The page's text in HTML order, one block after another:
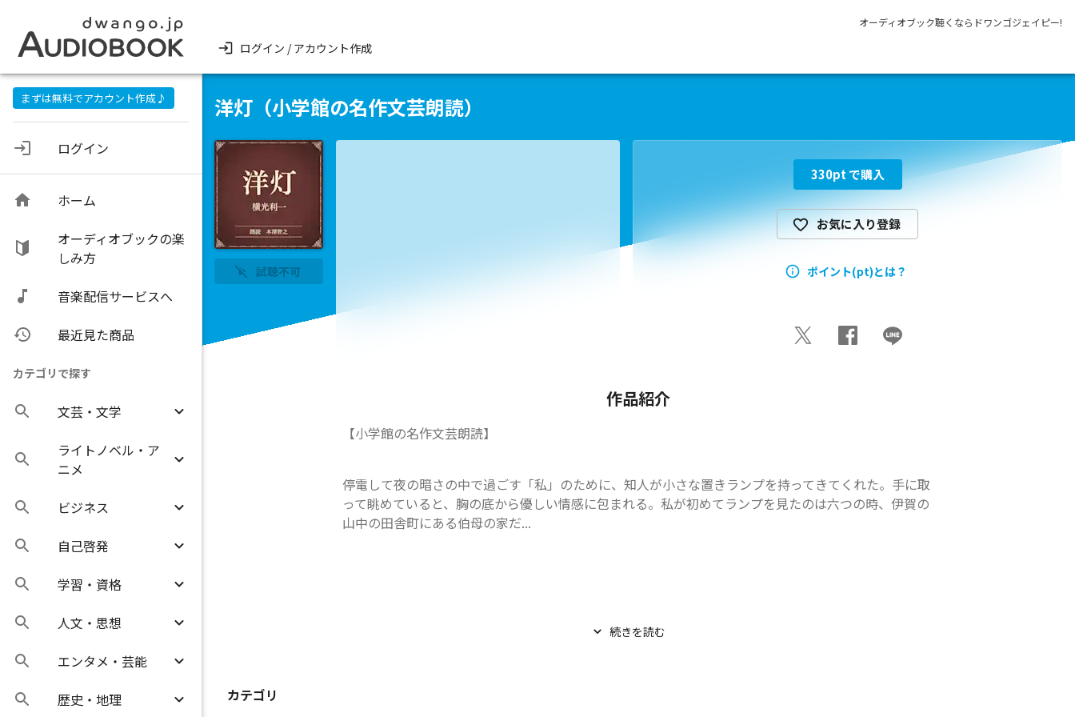
オーディオブック聴くならドワンゴジェイピー!
ログイン / アカウント作成
まずは無料でアカウント作成♪
ログイン
ホーム
オーディオブックの楽
しみ方
音楽配信サービスへ
最近見た商品
カテゴリで探す
文芸・文学
ライトノベル・ア
ニメ
ビジネス
自己啓発
学習・資格
人文・思想
エンタメ・芸能
歴史・地理
洋灯（小学館の名作文芸朗読）
試聴不可
330pt で購入
お気に入り登録
ポイント(pt)とは？
作品紹介
【小学館の名作文芸朗読】
停電して夜の暗さの中で過ごす「私」のために、知人が小さな置きランプを持ってきてくれた。手に取
って眺めていると、胸の底から優しい情感に包まれる。私が初めてランプを見たのは六つの時、伊賀の
山中の田舎町にある伯母の家だ...
続きを読む
カテゴリ